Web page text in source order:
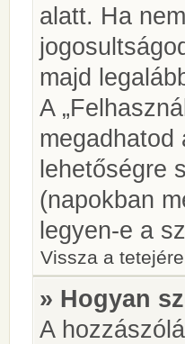
alatt. Ha
majd
A
lehetőségre
(napokban
legyen-e a
Vissza a tetejére
» Hogyan
A